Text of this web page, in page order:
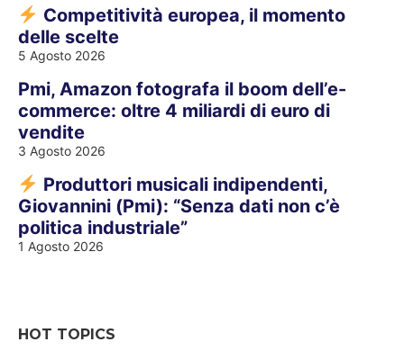
Competitività europea, il momento
delle scelte
5 Agosto 2026
Pmi, Amazon fotografa il boom dell’e-
commerce: oltre 4 miliardi di euro di
vendite
3 Agosto 2026
Produttori musicali indipendenti,
Giovannini (Pmi): “Senza dati non c’è
politica industriale”
1 Agosto 2026
HOT TOPICS